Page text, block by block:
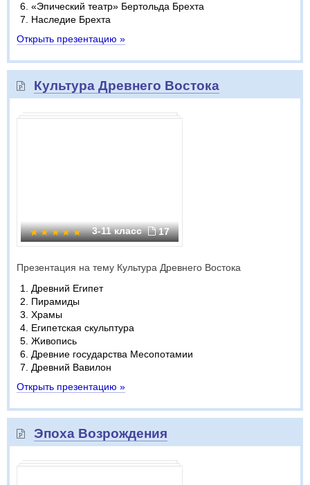
«Эпический театр» Бертольда Брехта
Наследие Брехта
Открыть презентацию »
Культура Древнего Востока
3-11 класс 17
Презентация на тему Культура Древнего Востока
Древний Египет
Пирамиды
Храмы
Египетская скульптура
Живопись
Древние государства Месопотамии
Древний Вавилон
Открыть презентацию »
Эпоха Возрождения